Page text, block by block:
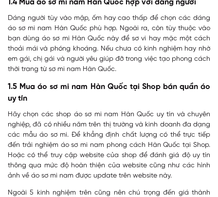
1.4 Mua áo sơ mi nam Hàn Quốc hợp với dáng người
Dáng người tùy vào mập, ốm hay cao thấp để chọn các dáng
áo sơ mi nam Hàn Quốc phù hợp. Ngoài ra, còn tùy thuộc vào
bạn dùng áo sơ mi Hàn Quốc này để sơ vi hay mặc một cách
thoải mái và phóng khoáng. Nếu chưa có kinh nghiệm hay nhờ
em gái, chị gái và người yêu giúp đỡ trong việc tạo phong cách
thời trang từ sơ mi nam Hàn Quốc.
1.5 Mua áo sơ mi nam Hàn Quốc tại Shop bán quần áo
uy tín
Hãy chọn các shop áo sơ mi nam Hàn Quốc uy tín và chuyên
nghiệp, đã có nhiều năm trên thị trường và kinh doanh đa dạng
các mẫu áo sơ mi. Để khẳng định chất lượng có thể trực tiếp
đến trải nghiệm áo sơ mi nam phong cách Hàn Quốc tại Shop.
Hoặc có thể truy cập website của shop để đánh giá độ uy tín
thông qua mức độ hoàn thiện của website cũng như các hình
ảnh về áo sơ mi nam được update trên website này.
Ngoài 5 kinh nghiệm trên cũng nên chú trọng đến giá thành